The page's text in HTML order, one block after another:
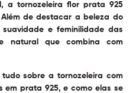
a tornozeleira flor prata 925
de destacar a beleza do
e feminilidade das
natural que combina com
sobre a tornozeleira com
em prata 925, e como elas se